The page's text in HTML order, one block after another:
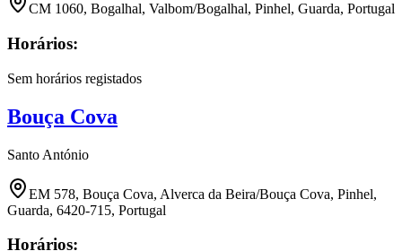
CM 1060, Bogalhal, Valbom/Bogalhal, Pinhel, Guarda, Portugal
Horários:
Sem horários registados
Bouça Cova
Santo António
EM 578, Bouça Cova, Alverca da Beira/Bouça Cova, Pinhel,
Guarda, 6420-715, Portugal
Horários: